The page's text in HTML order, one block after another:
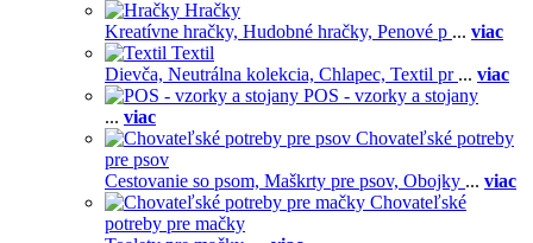
Hračky
Kreatívne hračky, Hudobné hračky, Penové p ... viac
Textil
Dievča, Neutrálna kolekcia, Chlapec, Textil pr ... viac
POS - vzorky a stojany
... viac
Chovateľské potreby
pre psov
Cestovanie so psom, Maškrty pre psov, Obojky ... viac
Chovateľské
potreby pre mačky